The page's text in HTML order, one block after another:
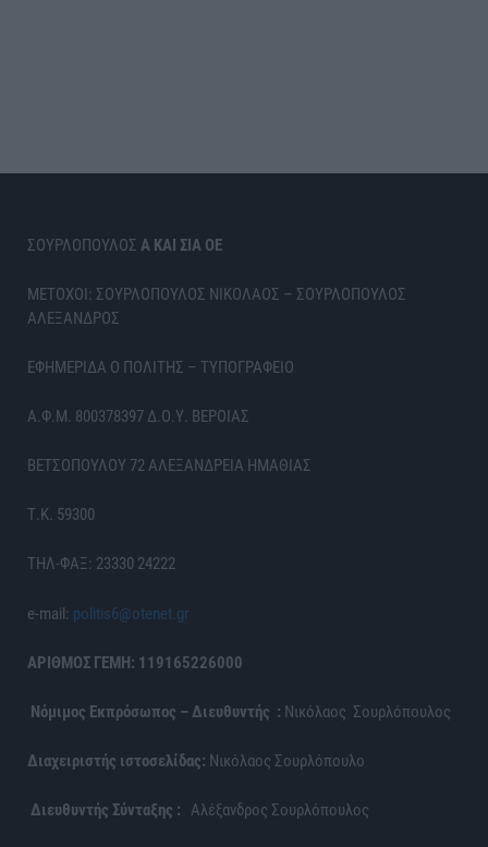
ΣΟΥΡΛΟΠΟΥΛΟΣ Α ΚΑΙ ΣΙΑ ΟΕ
ΜΕΤΟΧΟΙ: ΣΟΥΡΛΟΠΟΥΛΟΣ ΝΙΚΟΛΑΟΣ – ΣΟΥΡΛΟΠΟΥΛΟΣ
ΑΛΕΞΑΝΔΡΟΣ
ΕΦΗΜΕΡΙΔΑ Ο ΠΟΛΙΤΗΣ – ΤΥΠΟΓΡΑΦΕΙΟ
Α.Φ.Μ. 800378397 Δ.Ο.Υ. ΒΕΡΟΙΑΣ
ΒΕΤΣΟΠΟΥΛΟΥ 72 ΑΛΕΞΑΝΔΡΕΙΑ ΗΜΑΘΙΑΣ
Τ.Κ. 59300
ΤΗΛ-ΦΑΞ: 23330 24222
e-mail: politis6@otenet.gr
ΑΡΙΘΜΟΣ ΓΕΜΗ: 119165226000
Νόμιμος Εκπρόσωπος – Διευθυντής : Νικόλαος Σουρλόπουλος
Διαχειριστής ιστοσελίδας: Νικόλαος Σουρλόπουλο
Διευθυντής Σύνταξης : Αλέξανδρος Σουρλόπουλος